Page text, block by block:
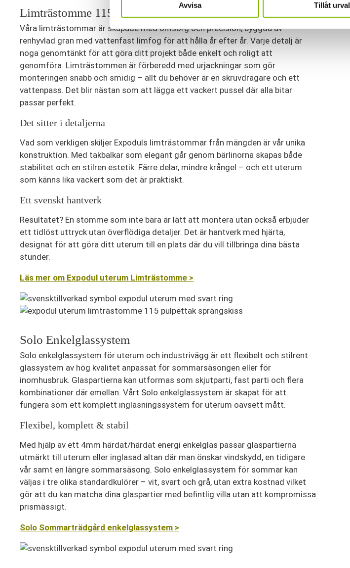
Avvisa Tillåt urval
Limträstomme 115
Våra limträstommar är skapade med omsorg och precision, byggda av
renhyvlad gran med vattenfast limfog för att hålla år efter år. Varje detalj är
noga genomtänkt för att göra ditt projekt både enkelt och roligt att
genomföra. Limträstommen är förberedd med urjackningar som gör
monteringen snabb och smidig – allt du behöver är en skruvdragare och ett
vattenpass. Det blir nästan som att lägga ett vackert pussel där alla bitar
passar perfekt.
Det sitter i detaljerna
Vad som verkligen skiljer Expoduls limträstommar från mängden är vår unika
konstruktion. Med takbalkar som elegant går genom bärlinorna skapas både
stabilitet och en stilren estetik. Färre delar, mindre krångel – och ett uterum
som känns lika vackert som det är praktiskt.
Ett svenskt hantverk
Resultatet? En stomme som inte bara är lätt att montera utan också erbjuder
ett tidlöst uttryck utan överflödiga detaljer. Det är hantverk med hjärta,
designat för att göra ditt uterum till en plats där du vill tillbringa dina bästa
stunder.
Läs mer om Expodul uterum Limträstomme >
Solo Enkelglassystem
Solo enkelglassystem för uterum och industrivägg är ett flexibelt och stilrent
glassystem av hög kvalitet anpassat för sommarsäsongen eller för
inomhusbruk. Glaspartierna kan utformas som skjutparti, fast parti och flera
kombinationer där emellan. Vårt Solo enkelglassystem är skapat för att
fungera som ett komplett inglasningssystem för uterum oavsett mått.
Flexibel, komplett & stabil
Med hjälp av ett 4mm härdat/härdat energi enkelglas passar glaspartierna
utmärkt till uterum eller inglasad altan där man önskar vindskydd, en tidigare
vår samt en längre sommarsäsong. Solo enkelglassystem för sommar kan
väljas i tre olika standardkulörer – vit, svart och grå, utan extra kostnad vilket
gör att du kan matcha dina glaspartier med befintlig villa utan att kompromissa
prismässigt.
Solo Sommarträdgård enkelglassystem >